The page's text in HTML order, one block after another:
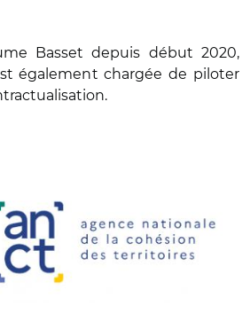
Basset depuis début 2020,
également chargée de piloter